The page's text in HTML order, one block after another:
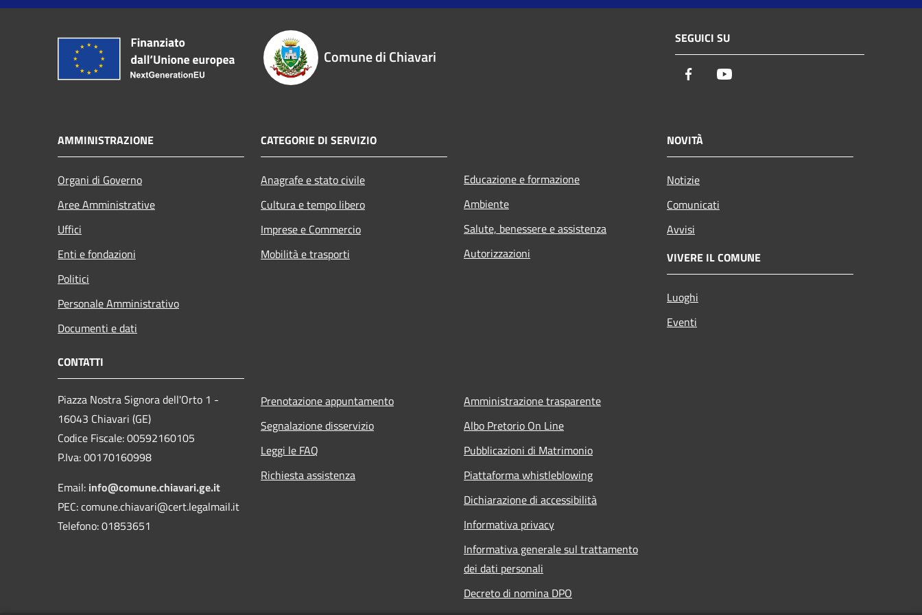
Comune di Chiavari
SEGUICI SU
Facebook
AMMINISTRAZIONE
Organi di Governo
Aree Amministrative
Uffici
Enti e fondazioni
Politici
Personale Amministrativo
Documenti e dati
CATEGORIE DI SERVIZIO
Anagrafe e stato civile
Cultura e tempo libero
Imprese e Commercio
Mobilità e trasporti
Educazione e formazione
Ambiente
Salute, benessere e assistenza
Autorizzazioni
NOVITÀ
Notizie
Comunicati
Avvisi
VIVERE IL COMUNE
Luoghi
Eventi
CONTATTI
Piazza Nostra Signora dell'Orto 1 -
16043 Chiavari (GE)
Codice Fiscale: 00592160105
P.Iva: 00170160998
Email: info@comune.chiavari.ge.it
PEC: comune.chiavari@cert.legalmail.it
Telefono: 01853651
Prenotazione appuntamento
Segnalazione disservizio
Leggi le FAQ
Richiesta assistenza
Amministrazione trasparente
Albo Pretorio On Line
Pubblicazioni di Matrimonio
Piattaforma whistleblowing
Dichiarazione di accessibilità
Informativa privacy
Informativa generale sul trattamento
dei dati personali
Decreto di nomina DPO